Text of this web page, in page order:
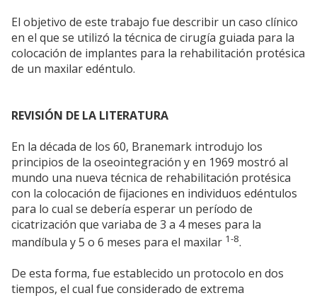
El objetivo de este trabajo fue describir un caso clínico
en el que se utilizó la técnica de cirugía guiada para la
colocación de implantes para la rehabilitación protésica
de un maxilar edéntulo.
REVISIÓN DE LA LITERATURA
En la década de los 60, Branemark introdujo los
principios de la oseointegración y en 1969 mostró al
mundo una nueva técnica de rehabilitación protésica
con la colocación de fijaciones en individuos edéntulos
para lo cual se debería esperar un período de
cicatrización que variaba de 3 a 4 meses para la
mandíbula y 5 o 6 meses para el maxilar 1-8.
De esta forma, fue establecido un protocolo en dos
tiempos, el cual fue considerado de extrema